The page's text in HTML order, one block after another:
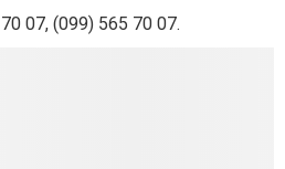
07, (099) 565 70 07.